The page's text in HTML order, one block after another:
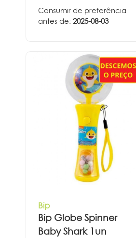
Consumir de preferência
antes de: 2025-08-03
Bip
Bip Globe Spinner
Baby Shark 1un